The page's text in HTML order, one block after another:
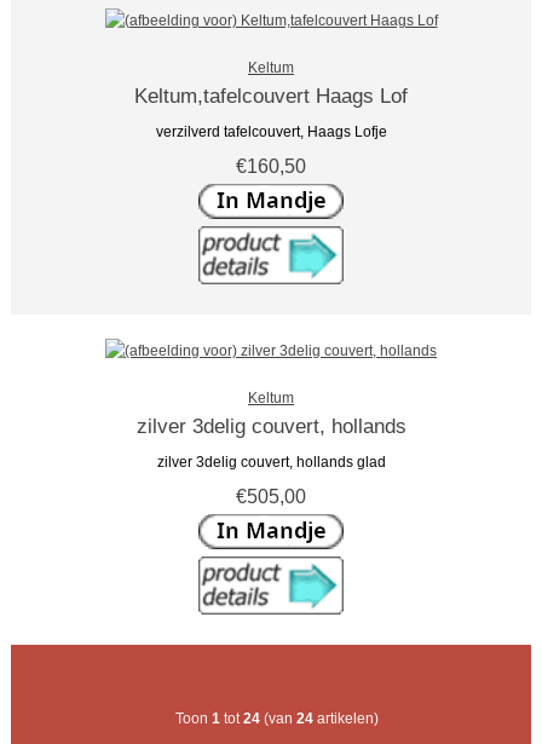
Keltum
Keltum,tafelcouvert Haags Lof
verzilverd tafelcouvert, Haags Lofje
€160,50
Keltum
zilver 3delig couvert, hollands
zilver 3delig couvert, hollands glad
€505,00
Toon 1 tot 24 (van 24 artikelen)